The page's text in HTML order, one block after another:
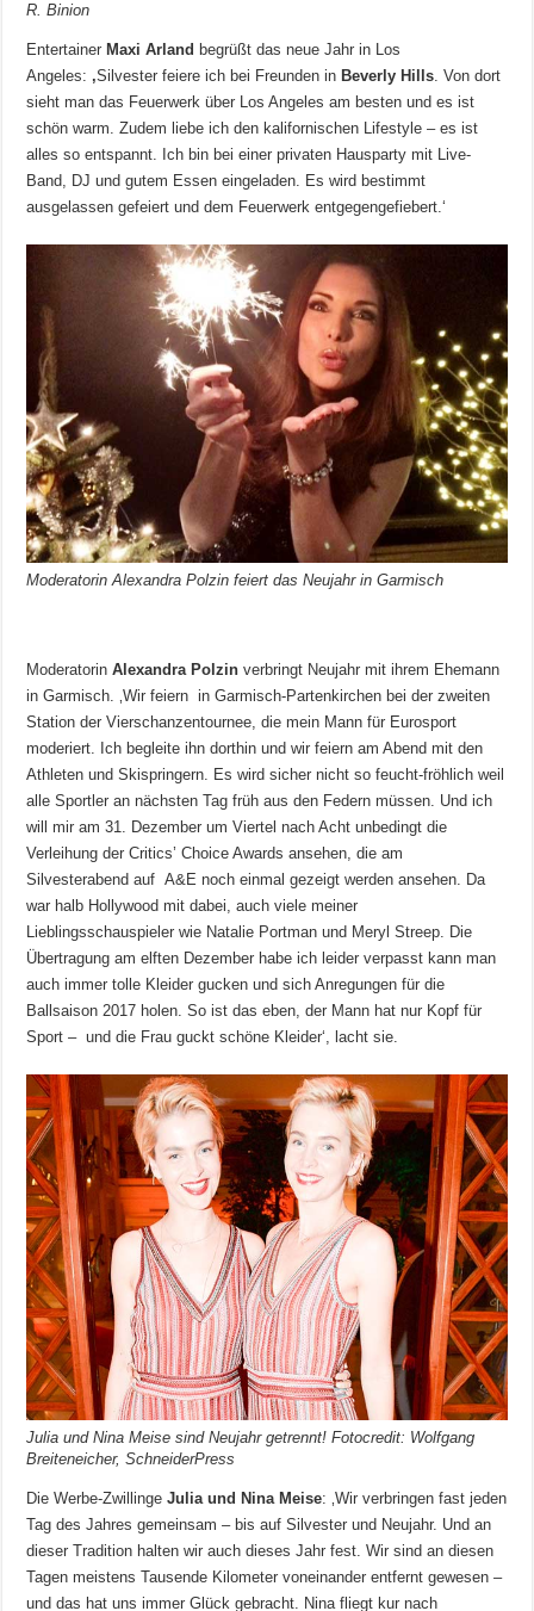
R. Binion
Entertainer Maxi Arland begrüßt das neue Jahr in Los
Angeles: ‚Silvester feiere ich bei Freunden in Beverly Hills. Von dort
sieht man das Feuerwerk über Los Angeles am besten und es ist
schön warm. Zudem liebe ich den kalifornischen Lifestyle – es ist
alles so entspannt. Ich bin bei einer privaten Hausparty mit Live-
Band, DJ und gutem Essen eingeladen. Es wird bestimmt
ausgelassen gefeiert und dem Feuerwerk entgegengefiebert.‘
Moderatorin Alexandra Polzin feiert das Neujahr in Garmisch
ModeratorinAlexandra Polzin verbringt Neujahr mit ihrem Ehemann
in Garmisch. ‚Wir feiern in Garmisch-Partenkirchen bei der zweiten
Station der Vierschanzentournee, die mein Mann für Eurosport
moderiert. Ich begleite ihn dorthin und wir feiern am Abend mit den
Athleten und Skispringern. Es wird sicher nicht so feucht-fröhlich weil
alle Sportler an nächsten Tag früh aus den Federn müssen. Und ich
will mir am 31. Dezember um Viertel nach Acht unbedingt die
Verleihung der Critics’ Choice Awards ansehen, die am
Silvesterabend auf A&E noch einmal gezeigt werden ansehen. Da
war halb Hollywood mit dabei, auch viele meiner
Lieblingsschauspieler wie Natalie Portman und Meryl Streep. Die
Übertragung am elften Dezember habe ich leider verpasst kann man
auch immer tolle Kleider gucken und sich Anregungen für die
Ballsaison 2017 holen. So ist das eben, der Mann hat nur Kopf für
Sport – und die Frau guckt schöne Kleider‘, lacht sie.
Julia und Nina Meise sind Neujahr getrennt! Fotocredit: Wolfgang
Breiteneicher, SchneiderPress
Die Werbe-ZwillingeJulia und Nina Meise: ‚Wir verbringen fast jeden
Tag des Jahres gemeinsam – bis auf Silvester und Neujahr. Und an
dieser Tradition halten wir auch dieses Jahr fest. Wir sind an diesen
Tagen meistens Tausende Kilometer voneinander entfernt gewesen –
und das hat uns immer Glück gebracht. Nina fliegt kur nach